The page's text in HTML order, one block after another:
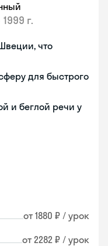
1999 г.
что
для быстрого
и беглой речи у
от 1880 ₽ / урок
от 2282 ₽ / урок